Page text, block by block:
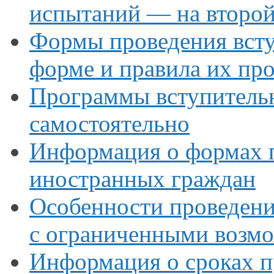
испытаний — на
Формы проведения
форме и правила их
Программы
самостоятельно
Информация о формах
иностранных граждан
Особенности
с ограниченными
Информация о сроках